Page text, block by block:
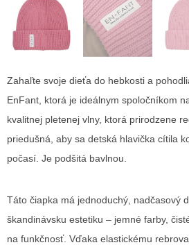
Zahaľte svoje dieťa do hebkosti a
EnFant, ktorá je ideálnym spoločníkom
kvalitnej pletenej vlny, ktorá prirodzene
priedušná, aby sa detská hlavička cítila
počasí. Je podšitá bavlnou.
Táto čiapka má jednoduchý, nadčasový
škandinávsku estetiku – jemné farby,
na funkčnosť. Vďaka elastickému